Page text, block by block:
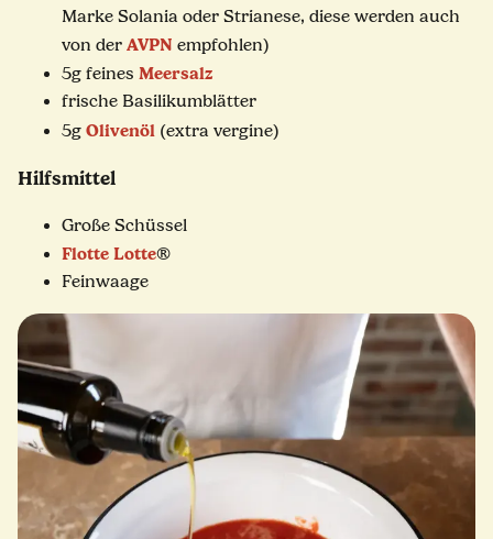
Marke Solania oder Strianese, diese werden auch
von der AVPN empfohlen)
5g feines Meersalz
frische Basilikumblätter
5g Olivenöl (extra vergine)
Hilfsmittel
Große Schüssel
Flotte Lotte®
Feinwaage